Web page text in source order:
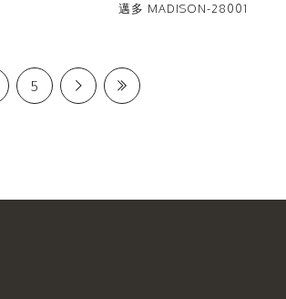
邁多 MADISON-28001
5